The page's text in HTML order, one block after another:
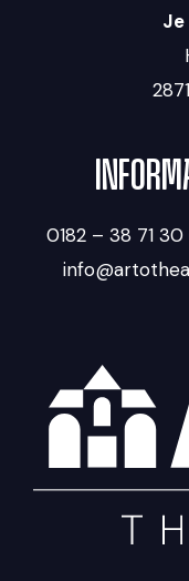
0182 – 38 71